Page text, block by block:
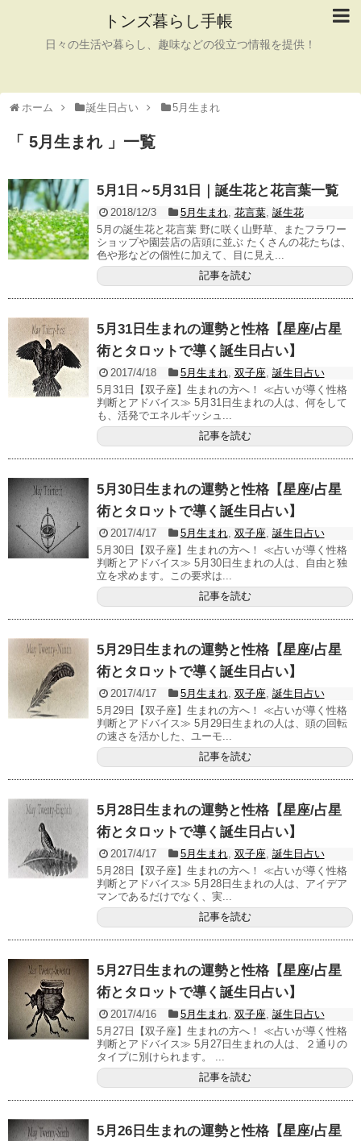
トンズ暮らし手帳
日々の生活や暮らし、趣味などの役立つ情報を提供！
ホーム 誕生日占い 5月生まれ
「 5月生まれ 」一覧
5月1日～5月31日｜誕生花と花言葉一覧
2018/12/3 5月生まれ, 花言葉, 誕生花
5月の誕生花と花言葉 野に咲く山野草、またフラワー
ショップや園芸店の店頭に並ぶ たくさんの花たちは、
色や形などの個性に加えて、目に見え...
記事を読む
5月31日生まれの運勢と性格【星座/占星
術とタロットで導く誕生日占い】
2017/4/18 5月生まれ, 双子座, 誕生日占い
5月31日【双子座】生まれの方へ！ ≪占いが導く性格
判断とアドバイス≫ 5月31日生まれの人は、何をして
も、活発でエネルギッシュ...
記事を読む
5月30日生まれの運勢と性格【星座/占星
術とタロットで導く誕生日占い】
2017/4/17 5月生まれ, 双子座, 誕生日占い
5月30日【双子座】生まれの方へ！ ≪占いが導く性格
判断とアドバイス≫ 5月30日生まれの人は、自由と独
立を求めます。この要求は...
記事を読む
5月29日生まれの運勢と性格【星座/占星
術とタロットで導く誕生日占い】
2017/4/17 5月生まれ, 双子座, 誕生日占い
5月29日【双子座】生まれの方へ！ ≪占いが導く性格
判断とアドバイス≫ 5月29日生まれの人は、頭の回転
の速さを活かした、ユーモ...
記事を読む
5月28日生まれの運勢と性格【星座/占星
術とタロットで導く誕生日占い】
2017/4/17 5月生まれ, 双子座, 誕生日占い
5月28日【双子座】生まれの方へ！ ≪占いが導く性格
判断とアドバイス≫ 5月28日生まれの人は、アイデア
マンであるだけでなく、実...
記事を読む
5月27日生まれの運勢と性格【星座/占星
術とタロットで導く誕生日占い】
2017/4/16 5月生まれ, 双子座, 誕生日占い
5月27日【双子座】生まれの方へ！ ≪占いが導く性格
判断とアドバイス≫ 5月27日生まれの人は、２通りの
タイプに別けられます。 ...
記事を読む
5月26日生まれの運勢と性格【星座/占星